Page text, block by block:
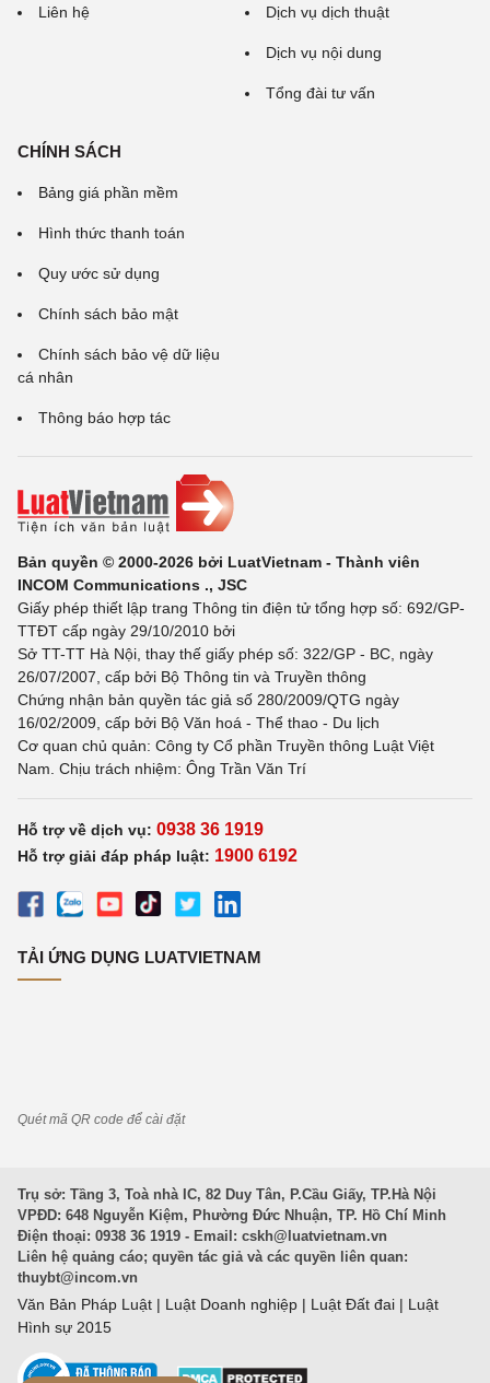
Liên hệ Dịch vụ dịch thuật
Dịch vụ nội dung
Tổng đài tư vấn
CHÍNH SÁCH
Bảng giá phần mềm
Hình thức thanh toán
Quy ước sử dụng
Chính sách bảo mật
Chính sách bảo vệ dữ liệu
cá nhân
Thông báo hợp tác
Bản quyền © 2000-2026 bởi LuatVietnam - Thành viên
INCOM Communications ., JSC
Giấy phép thiết lập trang Thông tin điện tử tổng hợp số: 692/GP-
TTĐT cấp ngày 29/10/2010 bởi
Sở TT-TT Hà Nội, thay thế giấy phép số: 322/GP - BC, ngày
26/07/2007, cấp bởi Bộ Thông tin và Truyền thông
Chứng nhận bản quyền tác giả số 280/2009/QTG ngày
16/02/2009, cấp bởi Bộ Văn hoá - Thể thao - Du lịch
Cơ quan chủ quản: Công ty Cổ phần Truyền thông Luật Việt
Nam. Chịu trách nhiệm: Ông Trần Văn Trí
Hỗ trợ về dịch vụ: 0938 36 1919
Hỗ trợ giải đáp pháp luật: 1900 6192
TẢI ỨNG DỤNG LUATVIETNAM
Quét mã QR code để cài đặt
Trụ sở: Tầng 3, Toà nhà IC, 82 Duy Tân, P.Cầu Giấy, TP.Hà Nội
VPĐD: 648 Nguyễn Kiệm, Phường Đức Nhuận, TP. Hồ Chí Minh
Điện thoại: 0938 36 1919 - Email: cskh@luatvietnam.vn
Liên hệ quảng cáo; quyền tác giả và các quyền liên quan:
thuybt@incom.vn
Văn Bản Pháp Luật | Luật Doanh nghiệp | Luật Đất đai | Luật
Hình sự 2015